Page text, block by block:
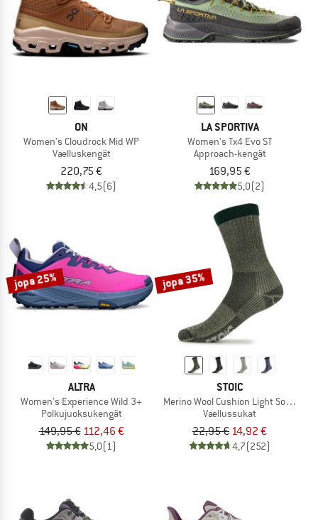
ON
Women's Cloudrock Mid WP
Vaelluskengät
220,75 €
4,5(6)
LA SPORTIVA
Women's Tx4 Evo ST
Approach-kengät
169,95 €
5,0(2)
jopa 25%
ALTRA
Women's Experience Wild 3+
Polkujuoksukengät
149,95 € 112,46 €
5,0(1)
jopa 35%
STOIC
Merino Wool Cushion Light Socks
Vaellussukat
22,95 € 14,92 €
4,7(252)